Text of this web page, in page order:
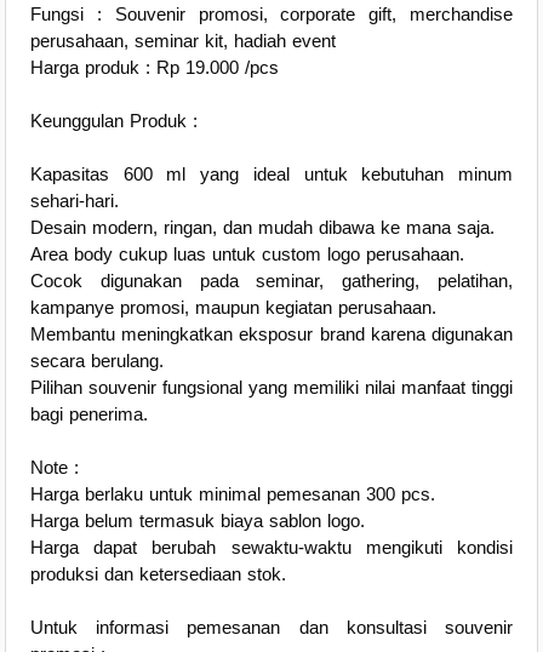
Fungsi : Souvenir promosi, corporate gift, merchandise
perusahaan, seminar kit, hadiah event
Harga produk : Rp 19.000 /pcs
Keunggulan Produk :
Kapasitas 600 ml yang ideal untuk kebutuhan minum
sehari-hari.
Desain modern, ringan, dan mudah dibawa ke mana saja.
Area body cukup luas untuk custom logo perusahaan.
Cocok digunakan pada seminar, gathering, pelatihan,
kampanye promosi, maupun kegiatan perusahaan.
Membantu meningkatkan eksposur brand karena digunakan
secara berulang.
Pilihan souvenir fungsional yang memiliki nilai manfaat tinggi
bagi penerima.
Note :
Harga berlaku untuk minimal pemesanan 300 pcs.
Harga belum termasuk biaya sablon logo.
Harga dapat berubah sewaktu-waktu mengikuti kondisi
produksi dan ketersediaan stok.
Untuk informasi pemesanan dan konsultasi souvenir